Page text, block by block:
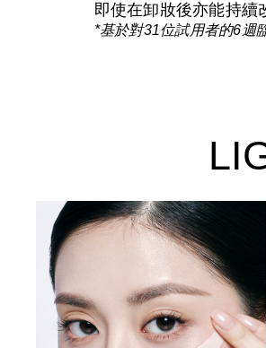
即使在卸妝後亦能持續
*基於對31位試用者的6週